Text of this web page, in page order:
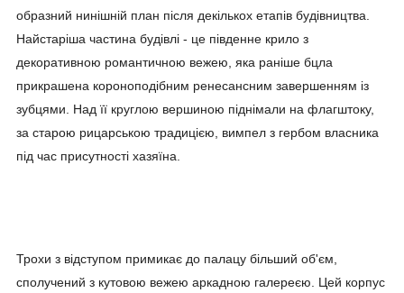
образний нинішній план після декількох етапів будівництва.
Найстаріша частина будівлі - це південне крило з
декоративною романтичною вежею, яка раніше бцла
прикрашена короноподібним ренесансним завершенням із
зубцями. Над її круглою вершиною піднімали на флагштоку,
за старою рицарською традицією, вимпел з гербом власника
під час присутності хазяїна.
Трохи з відступом примикає до палацу більший об'єм,
сполучений з кутовою вежею аркадною галереєю. Цей корпус